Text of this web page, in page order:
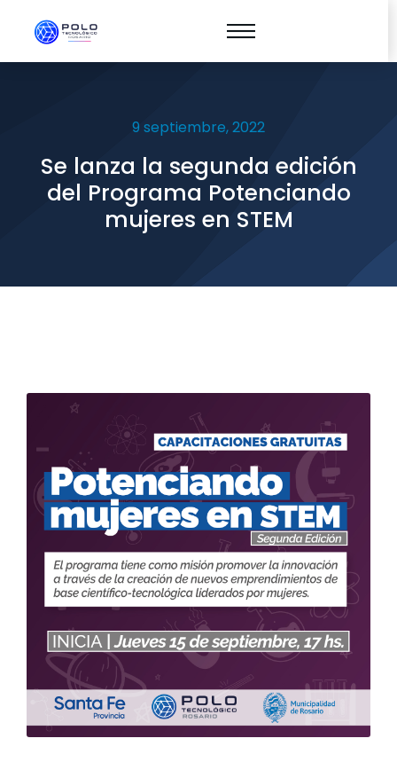
9 septiembre, 2022
Se lanza la segunda edición
del Programa Potenciando
mujeres en STEM